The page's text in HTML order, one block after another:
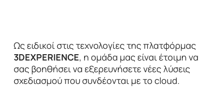
Ως ειδικοί στις τεχνολογίες της πλατφόρμας
3DEXPERIENCE, η ομάδα μας είναι έτοιμη να
σας βοηθήσει να εξερευνήσετε νέες λύσεις
σχεδιασμού που συνδέονται με το cloud.